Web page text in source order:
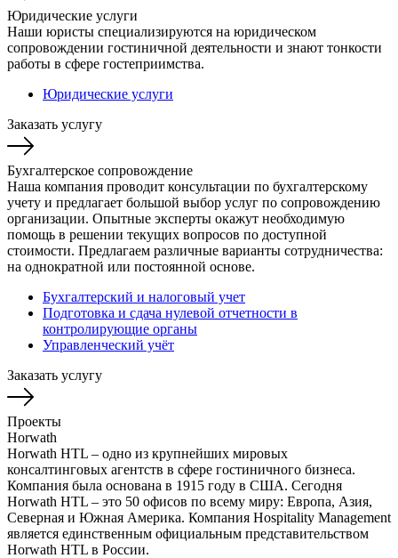
Юридические услуги
Наши юристы специализируются на юридическом
сопровождении гостиничной деятельности и знают тонкости
работы в сфере гостеприимства.
Юридические услуги
Заказать услугу
Бухгалтерское сопровождение
Наша компания проводит консультации по бухгалтерскому
учету и предлагает большой выбор услуг по сопровождению
организации. Опытные эксперты окажут необходимую
помощь в решении текущих вопросов по доступной
стоимости. Предлагаем различные варианты сотрудничества:
на однократной или постоянной основе.
Бухгалтерский и налоговый учет
Подготовка и сдача нулевой отчетности в
контролирующие органы
Управленческий учёт
Заказать услугу
Проекты
Horwath
Horwath HTL – одно из крупнейших мировых
консалтинговых агентств в сфере гостиничного бизнеса.
Компания была основана в 1915 году в США. Сегодня
Horwath HTL – это 50 офисов по всему миру: Европа, Азия,
Северная и Южная Америка. Компания Hospitality Management
является единственным официальным представительством
Horwath HTL в России.